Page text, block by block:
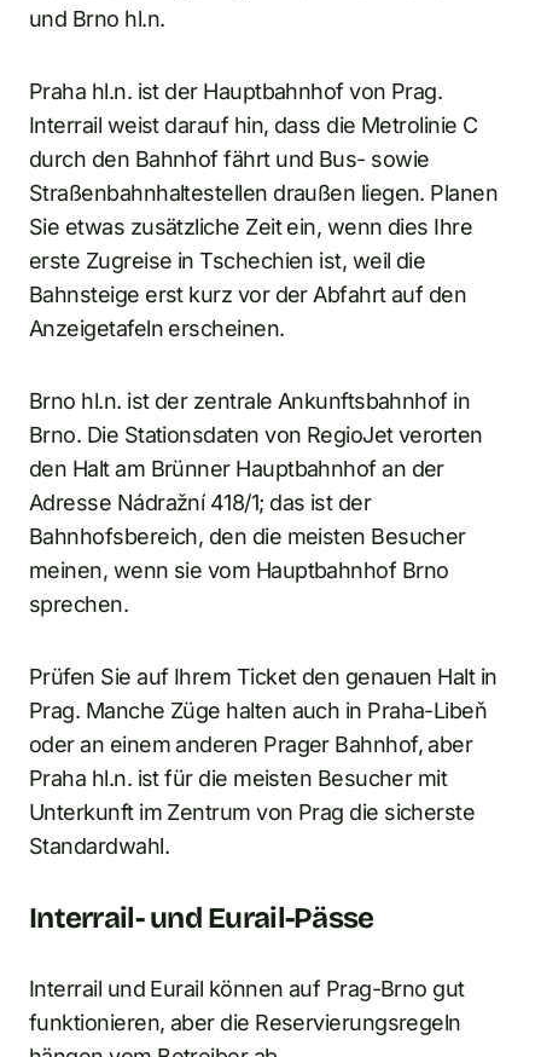
und Brno hl.n.
Praha hl.n. ist der Hauptbahnhof von Prag.
Interrail weist darauf hin, dass die Metrolinie C
durch den Bahnhof fährt und Bus- sowie
Straßenbahnhaltestellen draußen liegen. Planen
Sie etwas zusätzliche Zeit ein, wenn dies Ihre
erste Zugreise in Tschechien ist, weil die
Bahnsteige erst kurz vor der Abfahrt auf den
Anzeigetafeln erscheinen.
Brno hl.n. ist der zentrale Ankunftsbahnhof in
Brno. Die Stationsdaten von RegioJet verorten
den Halt am Brünner Hauptbahnhof an der
Adresse Nádražní 418/1; das ist der
Bahnhofsbereich, den die meisten Besucher
meinen, wenn sie vom Hauptbahnhof Brno
sprechen.
Prüfen Sie auf Ihrem Ticket den genauen Halt in
Prag. Manche Züge halten auch in Praha-Libeň
oder an einem anderen Prager Bahnhof, aber
Praha hl.n. ist für die meisten Besucher mit
Unterkunft im Zentrum von Prag die sicherste
Standardwahl.
Interrail- und Eurail-Pässe
Interrail und Eurail können auf Prag-Brno gut
funktionieren, aber die Reservierungsregeln